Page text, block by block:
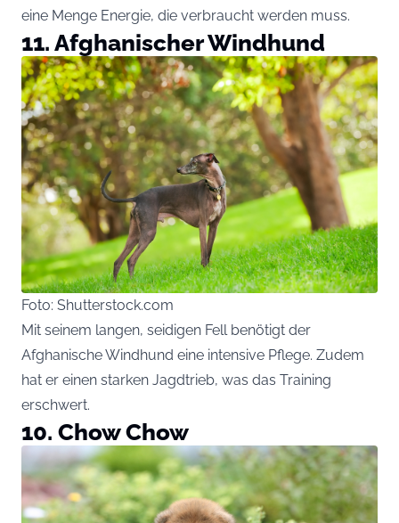
eine Menge Energie, die verbraucht werden muss.
11. Afghanischer Windhund
Foto: Shutterstock.com
Mit seinem langen, seidigen Fell benötigt der
Afghanische Windhund eine intensive Pflege. Zudem
hat er einen starken Jagdtrieb, was das Training
erschwert.
10. Chow Chow